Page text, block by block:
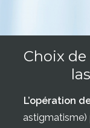
Choix
L’opération
astigmatisme)